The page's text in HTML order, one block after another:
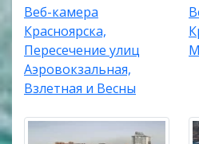
Веб-камера
Красноярска,
Пересечение улиц
Аэровокзальная,
Взлетная и Весны